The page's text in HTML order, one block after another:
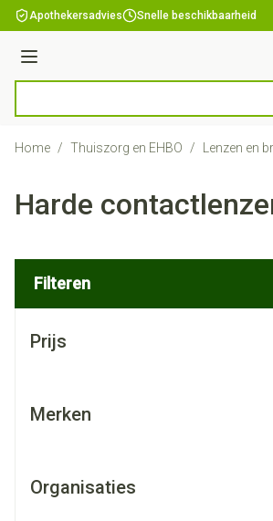
Ga naar de inhoud
Apothekersadvies Snelle beschikbaarheid
Menu
Home / Thuiszorg en EHBO / Lenzen en
Harde
Filteren
Prijs
Merken
Organisaties